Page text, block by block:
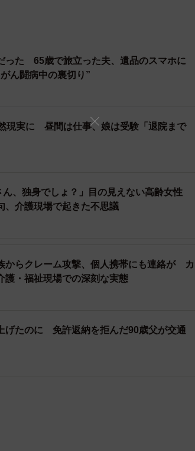
2/2
す（Farknot Architect/stock.adobe.com/）
らない」という非常事態でした。一郎さん
い状態でした。妹さんがお薬手帳を探し出
こっていたら…」と思うとゾッとします。
もカード（緊急時情報共有カード）」の活
などを一枚にまとめて、冷蔵庫など目に付
った 65歳で旅立った夫、遺品のスマホに
ん闘病中の裏切り”
現実に 昼間は仕事、娘は受験「退院まで
ん、独身でしょ？」目の見えない高齢女性
、介護現場で起きた不思議
からクレーム攻撃、個人携帯にも連絡が カ
・福祉現場での深刻な実態
げたのに 免許返納を拒んだ90歳父が交通